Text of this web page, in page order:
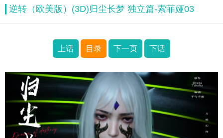
逆转（欧美版）(3D)归尘长梦 独立篇-索菲娅03
上话 目录 下一页 下话